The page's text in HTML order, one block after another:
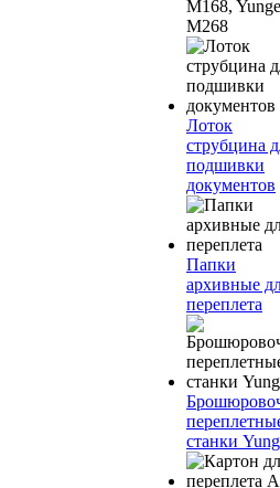
M168,
M268
Лоток
струбцина
подшивки
документов
Папки
архивные
переплета
станки